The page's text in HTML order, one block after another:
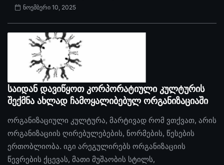
ნოემბერი 10, 2025
საიდან დავიწყოთ კორპორატიული კულტურის
შექმნა ახლად ჩამოყალიბებულ ორგანიზაციაში
ორგანიზაციული კულტურა, მარტივად რომ ვთქვათ, არის
ორგანიზაციის ღირებულებების, ნორმების, წესების
ერთობლიობა. იგი არეგულირებს ორგანიზაციის
წევრების ქცევას, მათი მუშაობის სტილს,